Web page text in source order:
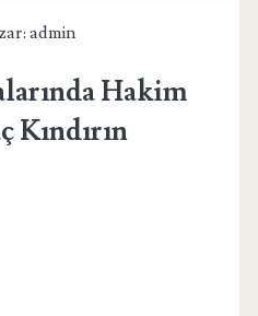
admin
Hakim
Kındırın